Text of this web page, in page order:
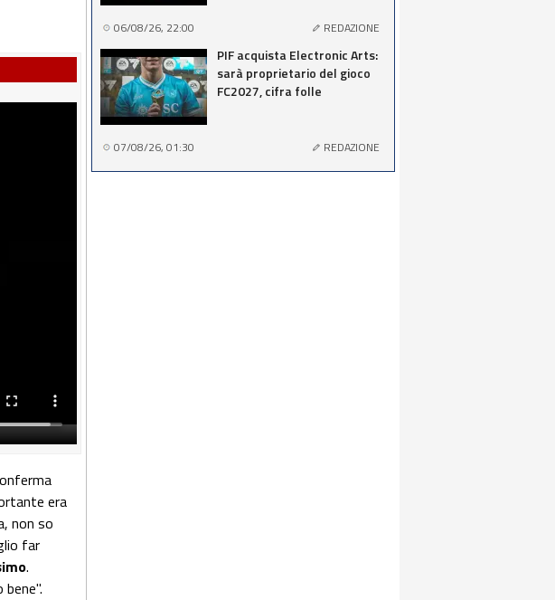
era
non so
far
.
06/08/26, 22:00 REDAZIONE
PIF acquista Electronic Arts:
sarà proprietario del gioco
FC2027, cifra folle
07/08/26, 01:30 REDAZIONE